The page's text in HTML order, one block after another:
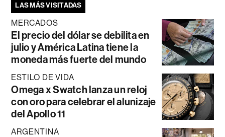
LAS MÁS VISITADAS
MERCADOS
El precio del dólar se debilita en
julio y América Latina tiene la
moneda más fuerte del mundo
ESTILO DE VIDA
Omega x Swatch lanza un reloj
con oro para celebrar el alunizaje
del Apollo 11
ARGENTINA